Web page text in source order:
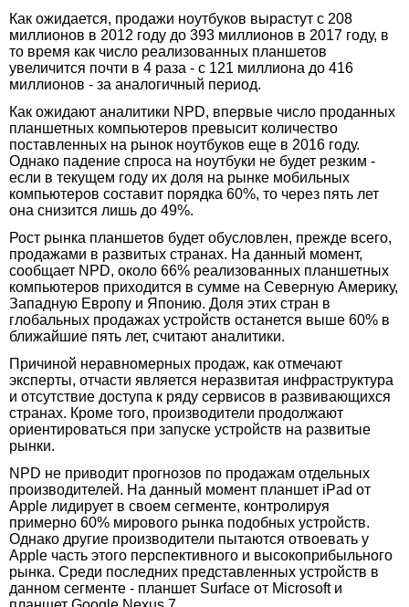
Как ожидается, продажи ноутбуков вырастут с 208
миллионов в 2012 году до 393 миллионов в 2017 году, в
то время как число реализованных планшетов
увеличится почти в 4 раза - с 121 миллиона до 416
миллионов - за аналогичный период.
Как ожидают аналитики NPD, впервые число проданных
планшетных компьютеров превысит количество
поставленных на рынок ноутбуков еще в 2016 году.
Однако падение спроса на ноутбуки не будет резким -
если в текущем году их доля на рынке мобильных
компьютеров составит порядка 60%, то через пять лет
она снизится лишь до 49%.
Рост рынка планшетов будет обусловлен, прежде всего,
продажами в развитых странах. На данный момент,
сообщает NPD, около 66% реализованных планшетных
компьютеров приходится в сумме на Северную Америку,
Западную Европу и Японию. Доля этих стран в
глобальных продажах устройств останется выше 60% в
ближайшие пять лет, считают аналитики.
Причиной неравномерных продаж, как отмечают
эксперты, отчасти является неразвитая инфраструктура
и отсутствие доступа к ряду сервисов в развивающихся
странах. Кроме того, производители продолжают
ориентироваться при запуске устройств на развитые
рынки.
NPD не приводит прогнозов по продажам отдельных
производителей. На данный момент планшет iPad от
Apple лидирует в своем сегменте, контролируя
примерно 60% мирового рынка подобных устройств.
Однако другие производители пытаются отвоевать у
Apple часть этого перспективного и высокоприбыльного
рынка. Среди последних представленных устройств в
данном сегменте - планшет Surface от Microsoft и